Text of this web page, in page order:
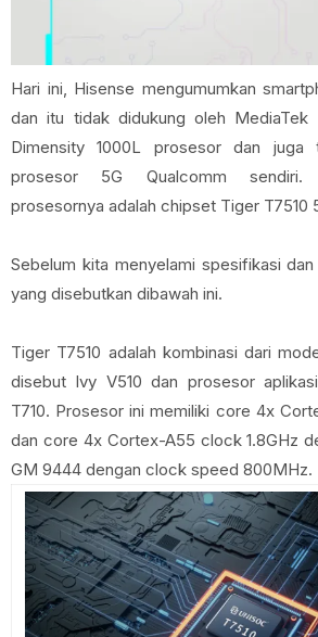
Hari ini, Hisense mengumumkan
dan itu tidak didukung oleh MediaTek
Dimensity 1000L prosesor dan juga
prosesor 5G Qualcomm sendiri.
prosesornya adalah chipset Tiger T7510
Sebelum kita menyelami spesifikasi
yang disebutkan dibawah ini.
Tiger T7510 adalah kombinasi dari
disebut Ivy V510 dan prosesor
T710. Prosesor ini memiliki core 4x
dan core 4x Cortex-A55 clock 1.8GHz
GM 9444 dengan clock speed 800MHz.